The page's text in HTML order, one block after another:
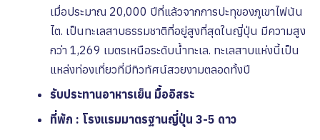
เมื่อประมาณ 20,000 ปีที่แล้วจากการปะทุของภูเขาไฟนัน
ไต. เป็นทะเลสาบธรรมชาติที่อยู่สูงที่สุดในญี่ปุ่น มีความสูง
กว่า 1,269 เมตรเหนือระดับน้ำทะเล. ทะเลสาบแห่งนี้เป็น
แหล่งท่องเที่ยวที่มีทิวทัศน์สวยงามตลอดทั้งปี
รับประทานอาหารเย็น มื้ออิสระ
ที่พัก : โรงเเรมมาตรฐานญี่ปุ่น 3-5 ดาว